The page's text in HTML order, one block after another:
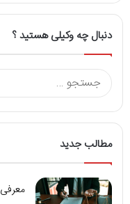
دنبال چه وکیلی هستید ؟
مطالب جدید